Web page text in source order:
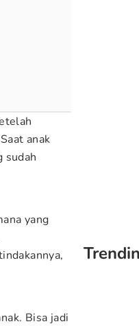
anak
sudah
yang
Bisa jadi